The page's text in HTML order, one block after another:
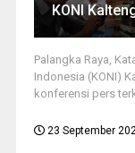
KONI
Palangka Raya,
Indonesia (KONI)
konferensi pers
23 September